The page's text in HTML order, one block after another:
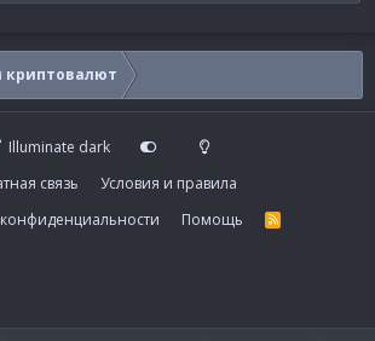
криптовалют
Illuminate dark
связь
Условия и правила
Помощь
R
S